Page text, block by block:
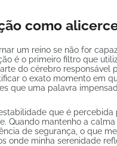
como
um reino se não for
é o primeiro filtro que
do cérebro responsável
o exato momento em
que uma palavra
que é
Quando mantenho a calma
de segurança, o que
onde minha serenidade